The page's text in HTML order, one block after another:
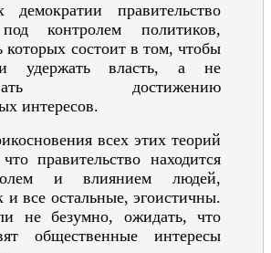
демократии правительство
контролем политиков,
которых состоит в том, чтобы
удержать власть, а не
достижению
интересов.
всех этих теорий
правительство находится
и влиянием людей,
и все остальные, эгоистичны.
не безумно, ожидать, что
общественные интересы